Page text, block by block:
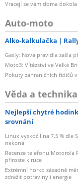
Vracejí se vám doma
Auto-moto
Alko-kalkulačka
Gasly: Nová pravidla zašla
Moto3: Vítězství ve Velké
Pokuty zahraničních řidičů
Věda a technika
Nejlepší chytré
srovnání
Linux vyskočil na 7,5 % dle
nekoná
Recenze telefonu Motorola
přiroste k ruce
Extrémní horko zásadně
zdražit potraviny i energie